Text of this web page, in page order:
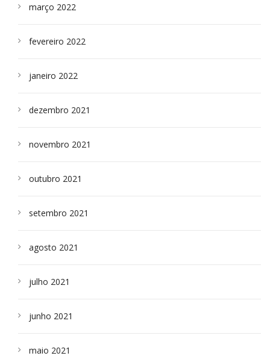
março 2022
fevereiro 2022
janeiro 2022
dezembro 2021
novembro 2021
outubro 2021
setembro 2021
agosto 2021
julho 2021
junho 2021
maio 2021